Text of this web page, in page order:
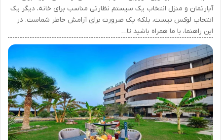
آپارتمان و منزل انتخاب یک سیستم نظارتی مناسب برای خانه، دیگر یک
انتخاب لوکس نیست، بلکه یک ضرورت برای آرامش خاطر شماست. در
این راهنما، با ما همراه باشید تا…